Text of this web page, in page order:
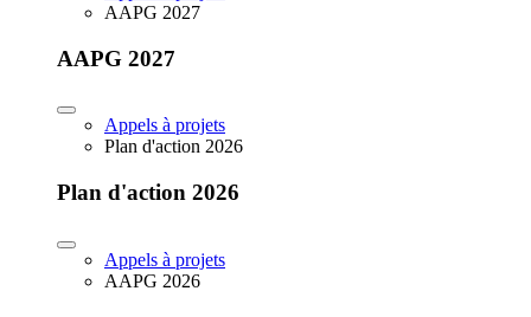
AAPG 2027
AAPG 2027
Appels à projets
Plan d'action 2026
Plan d'action 2026
Appels à projets
AAPG 2026